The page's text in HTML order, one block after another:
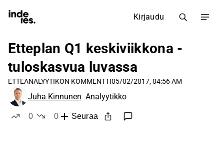
Kirjaudu
Etteplan Q1 keskiviikkona -
tuloskasvua luvassa
ETTEANALYYTIKON KOMMENTTI05/02/2017, 04:56 AM
Juha Kinnunen Analyytikko
0
0
Seuraa